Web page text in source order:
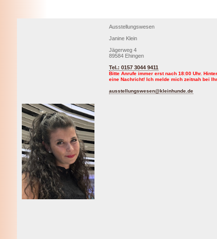
Ausstellungswesen
Janine Klein
Jägerweg 4
89584 Ehingen
Tel.: 0157 3044 9411
Bitte Anrufe immer erst nach 18:00 Uhr.
eine Nachricht! Ich melde mich zeitnah bei
ausstellungswesen@kleinhunde.de